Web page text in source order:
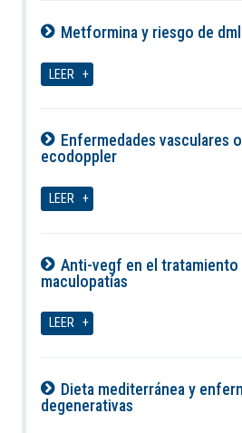
Metformina y riesgo de
LEER
Enfermedades vasculares
ecodoppler
LEER
Anti-vegf en el tratamiento
maculopatías
LEER
Dieta mediterránea y
degenerativas